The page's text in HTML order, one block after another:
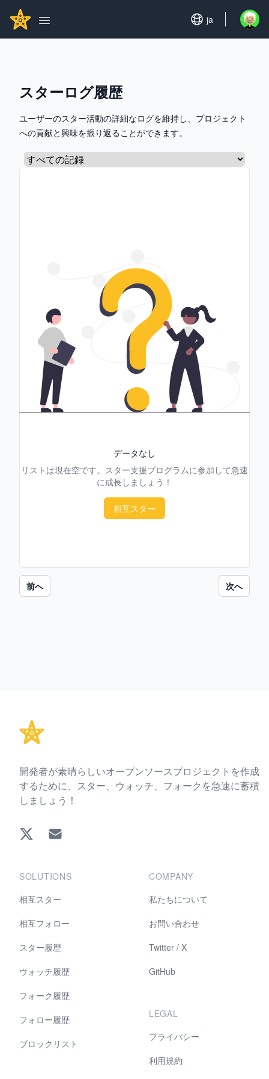
GITHUBSTAR
Open main menu
Set language
ja Open
スターログ履歴
ユーザーのスター活動の詳細なログを維持し、プロジェクト
への貢献と興味を振り返ることができます。
タブを選択
データなし
リストは現在空です。スター支援プログラムに参加して急速
に成長しましょう！
相互スター
前へ 次へ
開発者が素晴らしいオープンソースプロジェクトを作成
するために、スター、ウォッチ、フォークを急速に蓄積
しましょう！
Twitter EMAIL
SOLUTIONS
相互スター
相互フォロー
スター履歴
ウォッチ履歴
フォーク履歴
フォロー履歴
ブロックリスト
COMPANY
私たちについて
お問い合わせ
Twitter / X
GitHub
LEGAL
プライバシー
利用規約